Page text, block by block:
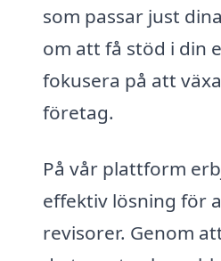
som passar just
om att få stöd i din
fokusera på att
företag.
På vår plattform
effektiv lösning för
revisorer. Genom